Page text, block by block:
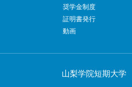
奨学金制度
証明書発行
動画
山梨学院短期大学